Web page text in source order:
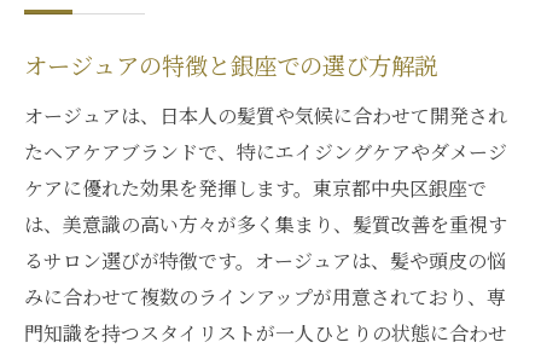
オージュアが叶える髪質改善の基本知識
エイジング毛へのオージュア効果的な使い
銀座の美容室専売品で髪質が変わる理由
オージュアと他製品の髪質改善ポイント比
較
髪悩み別オージュア選び方と実践法
自宅ケアならオージュアの正規品が選ばれる理
由
オージュアの特徴と銀座での選び方解説
オージュアは、日本人の髪質や気候に合わせて開発され
たヘアケアブランドで、特にエイジングケアやダメージ
ケアに優れた効果を発揮します。東京都中央区銀座で
は、美意識の高い方々が多く集まり、髪質改善を重視す
るサロン選びが特徴です。オージュアは、髪や頭皮の悩
みに合わせて複数のラインアップが用意されており、専
門知識を持つスタイリストが一人ひとりの状態に合わせ